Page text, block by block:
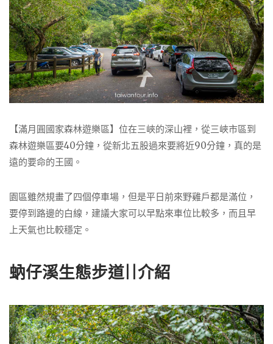
【滿月圓國家森林遊樂區】位在三峽的深山裡，從三峽市區到
森林遊樂區要40分鐘，從新北五股過來要將近90分鐘，真的是
遠的要命的王國。
園區雖然規畫了四個停車場，但是平日前來野雞戶都是滿位，
要停到路邊的白線，建議大家可以早點來車位比較多，而且早
上天氣也比較穩定。
蚋仔溪生態步道||介紹